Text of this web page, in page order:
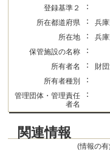
登録基準２
：
所在都道府県 ：
兵
所在地
：
兵
保管施設の名称
：
所有者名 ：
財
所有者種別
：
管理団体・管理責任
者名
：
関連情報
(情報の